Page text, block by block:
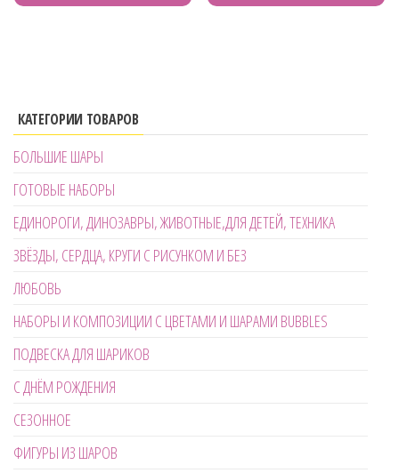
КАТЕГОРИИ ТОВАРОВ
БОЛЬШИЕ ШАРЫ
ГОТОВЫЕ НАБОРЫ
ЕДИНОРОГИ, ДИНОЗАВРЫ, ЖИВОТНЫЕ,ДЛЯ ДЕТЕЙ, ТЕХНИКА
ЗВЁЗДЫ, СЕРДЦА, КРУГИ С РИСУНКОМ И БЕЗ
ЛЮБОВЬ
НАБОРЫ И КОМПОЗИЦИИ С ЦВЕТАМИ И ШАРАМИ BUBBLES
ПОДВЕСКА ДЛЯ ШАРИКОВ
С ДНЁМ РОЖДЕНИЯ
СЕЗОННОЕ
ФИГУРЫ ИЗ ШАРОВ